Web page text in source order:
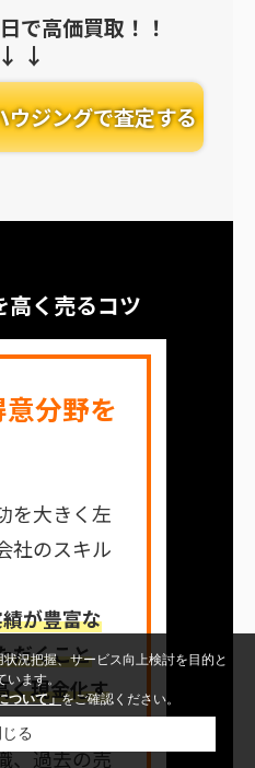
で高価買取！！
ウジングで査定する
高く売るコツ
分野を
を大きく左
社のスキル
が豊富な
だくこと
く現金化す
、過去の売
況把握、サービス向上検討を目的と
います。
ついて」をご確認ください。
じる